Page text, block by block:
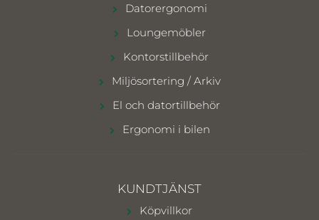
Datorergonomi
Loungemöbler
Kontorstillbehör
Miljösortering / Arkiv
El och datortillbehör
Ergonomi i bilen
KUNDTJÄNST
Köpvillkor